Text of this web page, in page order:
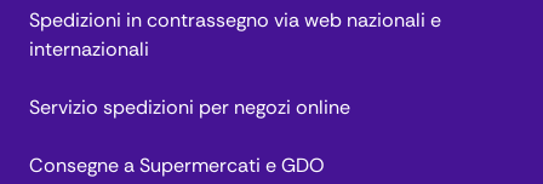
Spedizioni in contrassegno via web nazionali e
internazionali
Servizio spedizioni per negozi online
Consegne a Supermercati e GDO